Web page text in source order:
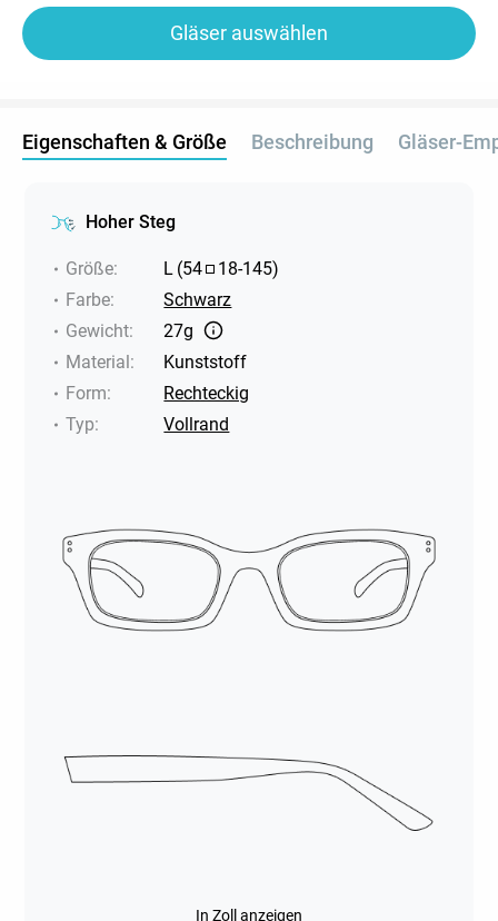
Gläser auswählen
Eigenschaften & Größe Beschreibung Gläser-
Hoher Steg
Größe: L (54 18-145)
Farbe:
Schwarz
Gewicht:
27g
Material:
Kunststoff
Form:
Rechteckig
Typ: Vollrand
In Zoll anzeigen